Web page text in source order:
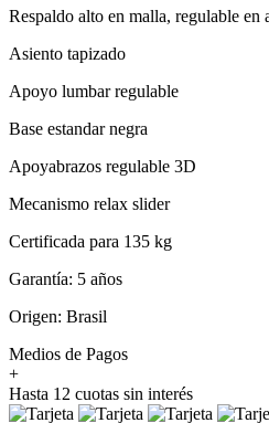
Respaldo alto en malla, regulable en
Asiento tapizado
Apoyo lumbar regulable
Base estandar negra
Apoyabrazos regulable 3D
Mecanismo relax slider
Certificada para 135 kg⁠
Garantía: 5 años
Origen: Brasil
Medios de Pagos
+
Hasta 12 cuotas sin interés